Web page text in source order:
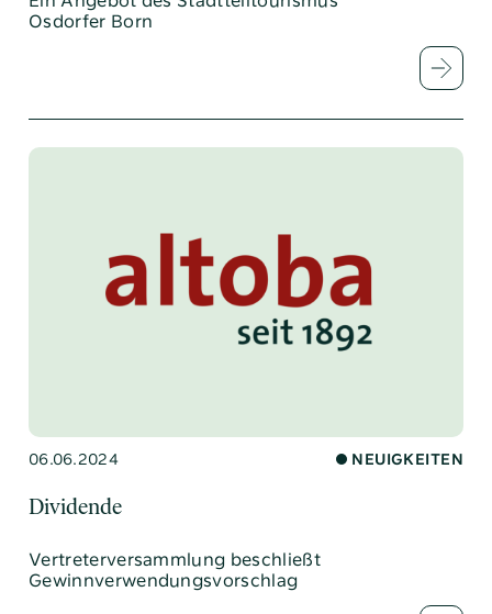
Osdorfer Born
06.06.2024 NEUIGKEITEN
Dividende
Vertreterversammlung beschließt
Gewinnverwendungsvorschlag